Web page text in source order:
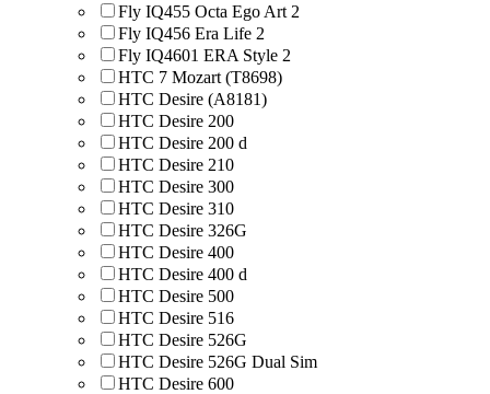
Fly IQ455 Octa Ego Art 2
Fly IQ456 Era Life 2
Fly IQ4601 ERA Style 2
HTC 7 Mozart (T8698)
HTC Desire (A8181)
HTC Desire 200
HTC Desire 200 d
HTC Desire 210
HTC Desire 300
HTC Desire 310
HTC Desire 326G
HTC Desire 400
HTC Desire 400 d
HTC Desire 500
HTC Desire 516
HTC Desire 526G
HTC Desire 526G Dual Sim
HTC Desire 600